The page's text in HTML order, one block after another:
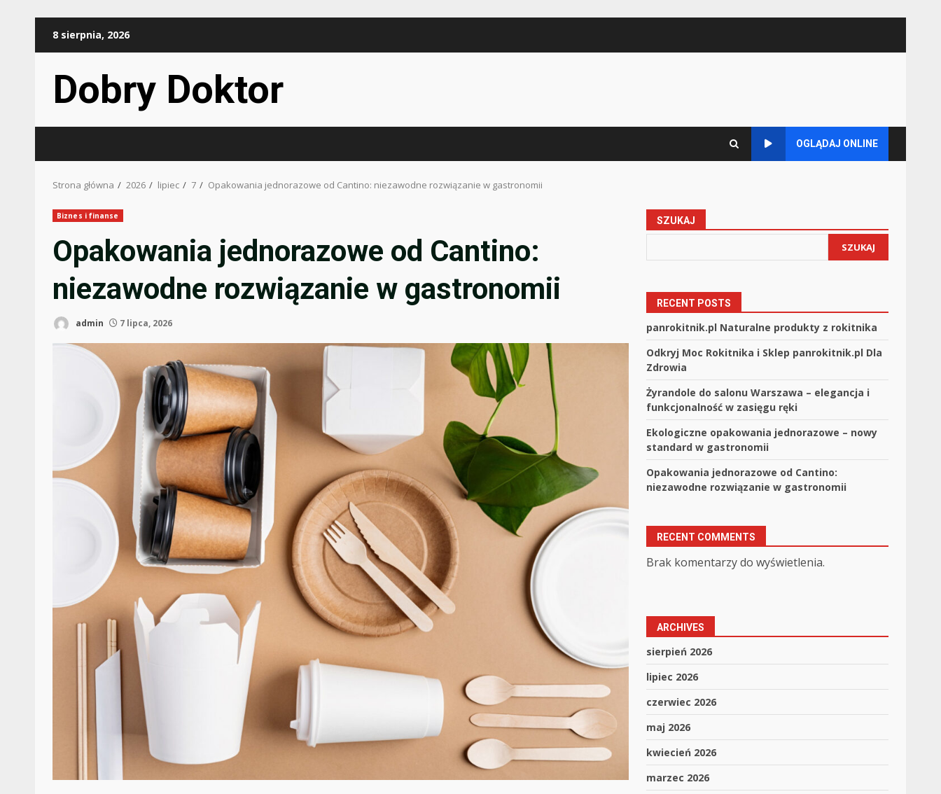
8 sierpnia, 2026
Dobry Doktor
OGLĄDAJ ONLINE
Strona główna 2026 lipiec 7 Opakowania jednorazowe od Cantino: niezawodne rozwiązanie w gastronomii
Biznes i finanse
Opakowania jednorazowe od Cantino:
niezawodne rozwiązanie w gastronomii
admin 7 lipca, 2026
SZUKAJ
SZUKAJ
RECENT POSTS
panrokitnik.pl Naturalne produkty z rokitnika
Odkryj Moc Rokitnika i Sklep panrokitnik.pl Dla
Zdrowia
Żyrandole do salonu Warszawa – elegancja i
funkcjonalność w zasięgu ręki
Ekologiczne opakowania jednorazowe – nowy
standard w gastronomii
Opakowania jednorazowe od Cantino:
niezawodne rozwiązanie w gastronomii
RECENT COMMENTS
Brak komentarzy do wyświetlenia.
ARCHIVES
sierpień 2026
lipiec 2026
czerwiec 2026
maj 2026
kwiecień 2026
marzec 2026